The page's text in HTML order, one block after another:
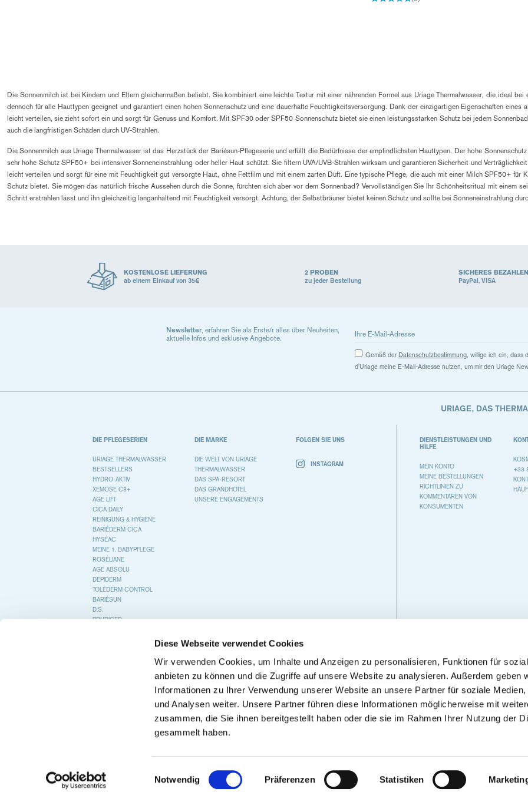
Diese Webseite verwendet Cookies
Wir verwenden Cookies, um Inhalte und Anzeigen zu personalisieren, Funktionen für
anbieten zu können und die Zugriffe auf unsere Website zu analysieren. Außerdem geben
Informationen zu Ihrer Verwendung unserer Website an unsere Partner für soziale Medien,
und Analysen weiter. Unsere Partner führen diese Informationen möglicherweise mit
zusammen, die Sie ihnen bereitgestellt haben oder die sie im Rahmen Ihrer Nutzung der
gesammelt haben.
Einwilligungsauswahl
Notwendig Präferenzen Statistiken
Die Sonnenmilch ist bei Kindern und Eltern gleichermaßen beliebt. Sie kombiniert eine leichte Textur mit einer nährenden Formel aus Uriage Thermalwasser, die ideal
dennoch für alle Hauttypen geeignet und garantiert einen hohen Sonnenschutz und eine dauerhafte Feuchtigkeitsversorgung. Dank der einzigartigen Eigenschaften
leicht verteilen, sie zieht sofort ein und sorgt für Genuss und Komfort. Mit SPF30 oder SPF50 Sonnenschutz bietet sie einen leistungsstarken Schutz bei jedem
auch die langfristigen Schäden durch UV-Strahlen.
Die Sonnenmilch aus Uriage Thermalwasser ist das Herzstück der Bariésun-Pflegeserie und erfüllt die Bedürfnisse der empfindlichsten Hauttypen. Der hohe
sehr hohe Schutz SPF50+ bei intensiver Sonneneinstrahlung oder heller Haut schützt. Sie filtern UVA/UVB-Strahlen wirksam und garantieren Sicherheit und
leicht verteilen und sorgt für eine mit Feuchtigkeit gut versorgte Haut, ohne Fettfilm und mit einem zarten Duft. Eine typische Pflege, die auch mit einer Milch SPF50+ für
Schutz bietet. Sie mögen das natürlich frische Aussehen durch die Sonne, fürchten sich aber vor dem Sonnenbad? Vervollständigen Sie Ihr Schönheitsritual mit einem
Schritt erstrahlen lässt und ihn gleichzeitig langanhaltend mit Feuchtigkeit versorgt. Achtung, der Selbstbräuner bietet keinen Schutz und sollte bei Sonneneinstrahlung
KOSTENLOSE LIEFERUNG
ab einem Einkauf von 35€
2 PROBEN
zu jeder Bestellung
SICHERES
PayPal, VISA
Newsletter, erfahren Sie als Erste/r alles über Neuheiten,
aktuelle Infos und exklusive Angebote.
Gemäß der Datenschutzbestimmung, willige ich ein, dass
d'Uriage meine E-Mail-Adresse nutzen, um mir den Uriage
URIAGE, DAS
DIE PFLEGESERIEN
URIAGE THERMALWASSER
BESTSELLERS
HYDRO-AKTIV
XEMOSE C8+
AGE LIFT
CICA DAILY
REINIGUNG & HYGIENE
BARIÉDERM CICA
HYSÉAC
MEINE 1. BABYPFLEGE
ROSÉLIANE
AGE ABSOLU
DEPIDERM
TOLÉDERM CONTROL
BARIÉSUN
D.S.
PRURICED
BEGLEITENDE PFLEGE BEI
DIE MARKE
DIE WELT VON URIAGE
THERMALWASSER
DAS SPA-RESORT
DAS GRANDHOTEL
UNSERE ENGAGEMENTS
FOLGEN SIE UNS
INSTAGRAM
DIENSTLEISTUNGEN UND
HILFE
MEIN KONTO
MEINE BESTELLUNGEN
RICHTLINIEN ZU
KOMMENTAREN VON
KONSUMENTEN
+33
© 2020 Uriage COOKIES PERSÖNLICHE DATEN